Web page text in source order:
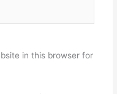
in this browser for